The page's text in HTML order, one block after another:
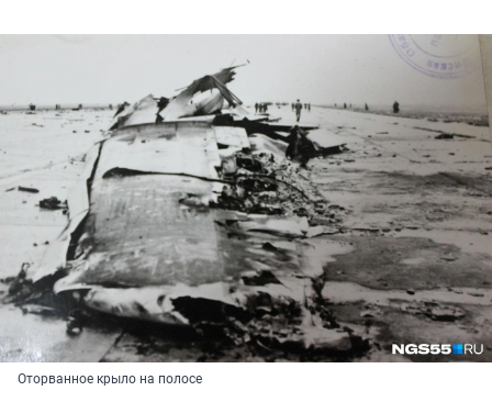
Оторванное крыло на полосе